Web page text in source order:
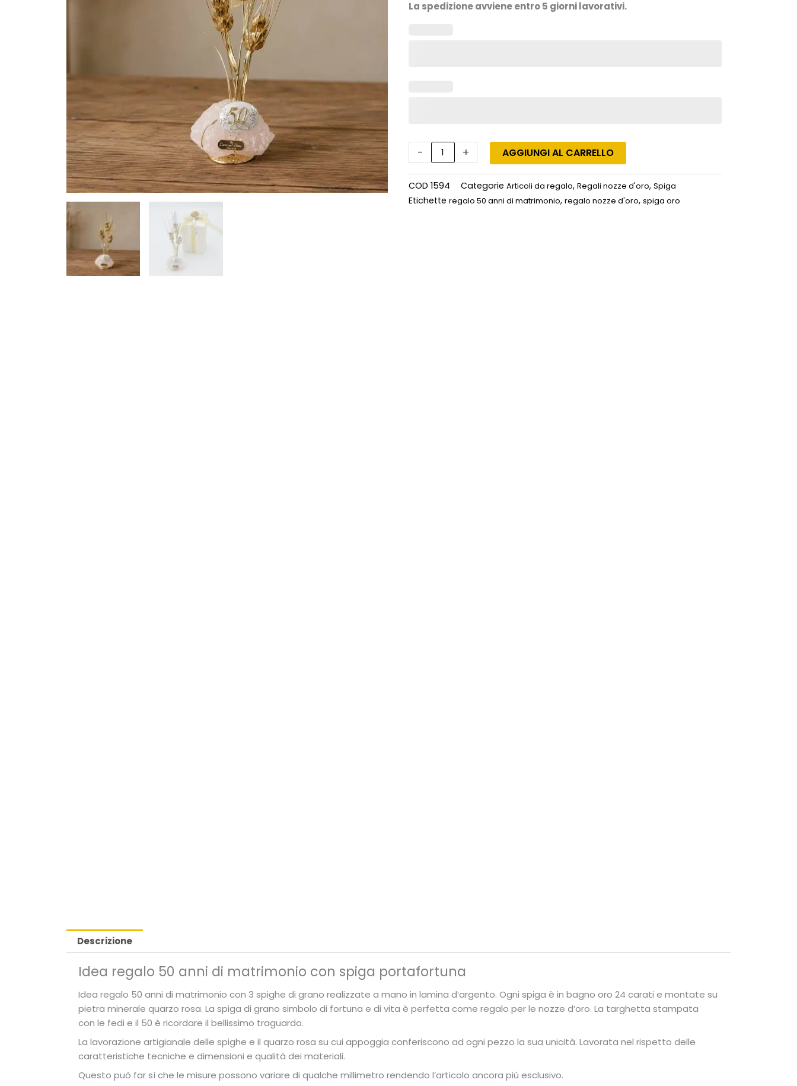
La spedizione avviene entro 5 giorni lavorativi.
-
di
grano
quantità
+ AGGIUNGI AL CARRELLO
COD1594 Categorie Articoli da regalo,Regali nozze d'oro,Spiga
Etichette regalo 50 anni di matrimonio,regalo nozze d'oro,spiga oro
Descrizione
Idea regalo 50 anni di matrimonio con spiga portafortuna
Idea regalo 50 anni di matrimonio con 3 spighe di grano realizzate a mano in lamina d’argento. Ogni spiga è in bagno oro 24 carati e montate su
pietra minerale quarzo rosa. La spiga di grano simbolo di fortuna e di vita è perfetta come regalo per le nozze d’oro. La targhetta stampata
con le fedi e il 50 è ricordare il bellissimo traguardo.
La lavorazione artigianale delle spighe e il quarzo rosa su cui appoggia conferiscono ad ogni pezzo la sua unicità. Lavorata nel rispetto delle
caratteristiche tecniche e dimensioni e qualità dei materiali.
Questo può far sì che le misure possono variare di qualche millimetro rendendo l’articolo ancora più esclusivo.